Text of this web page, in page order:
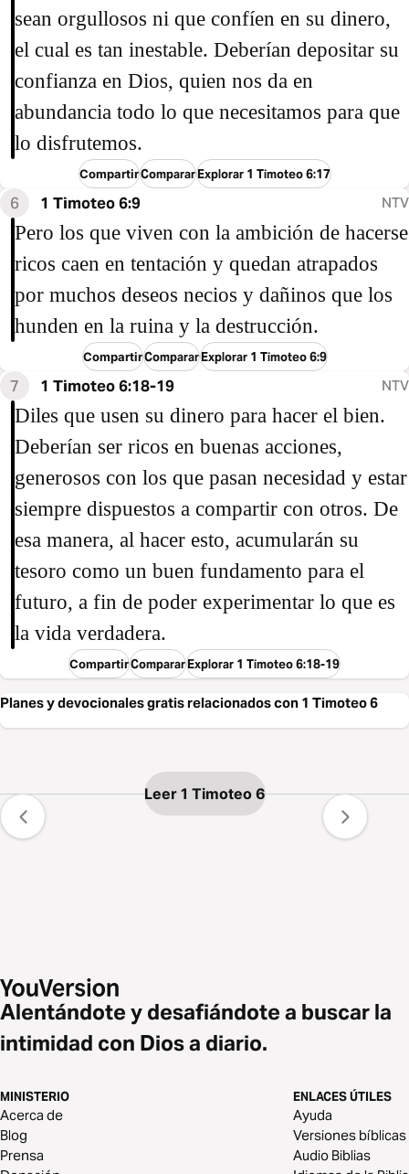
sean orgullosos ni que confíen en su dinero,
el cual es tan inestable. Deberían depositar su
confianza en Dios, quien nos da en
abundancia todo lo que necesitamos para que
lo disfrutemos.
CompartirCompararExplorar 1 Timoteo 6:17
6 1 Timoteo 6:9 NTV
Pero los que viven con la ambición de hacerse
ricos caen en tentación y quedan atrapados
por muchos deseos necios y dañinos que los
hunden en la ruina y la destrucción.
CompartirCompararExplorar 1 Timoteo 6:9
7 1 Timoteo 6:18-19 NTV
Diles que usen su dinero para hacer el bien.
Deberían ser ricos en buenas acciones,
generosos con los que pasan necesidad y estar
siempre dispuestos a compartir con otros. De
esa manera, al hacer esto, acumularán su
tesoro como un buen fundamento para el
futuro, a fin de poder experimentar lo que es
la vida verdadera.
CompartirCompararExplorar 1 Timoteo 6:18-19
Planes y devocionales gratis relacionados con 1 Timoteo 6
Leer 1 Timoteo 6
Alentándote y desafiándote a buscar la
intimidad con Dios a diario.
MINISTERIO
Acerca de
Blog
Prensa
ENLACES ÚTILES
Ayuda
Versiones bíblicas
Audio Biblias